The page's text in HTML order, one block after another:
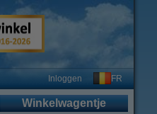
Inloggen FR
Winkelwagentje